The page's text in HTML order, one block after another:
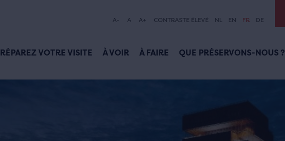
A- A A+ CONTRASTE ÉLEVÉ NL EN FR DE
VOTRE VISITE À VOIR À FAIRE QUE PRÉSERVONS-NOUS ?